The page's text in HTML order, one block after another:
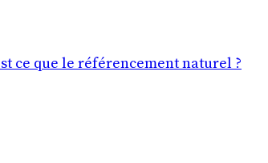
ce que le référencement naturel ?